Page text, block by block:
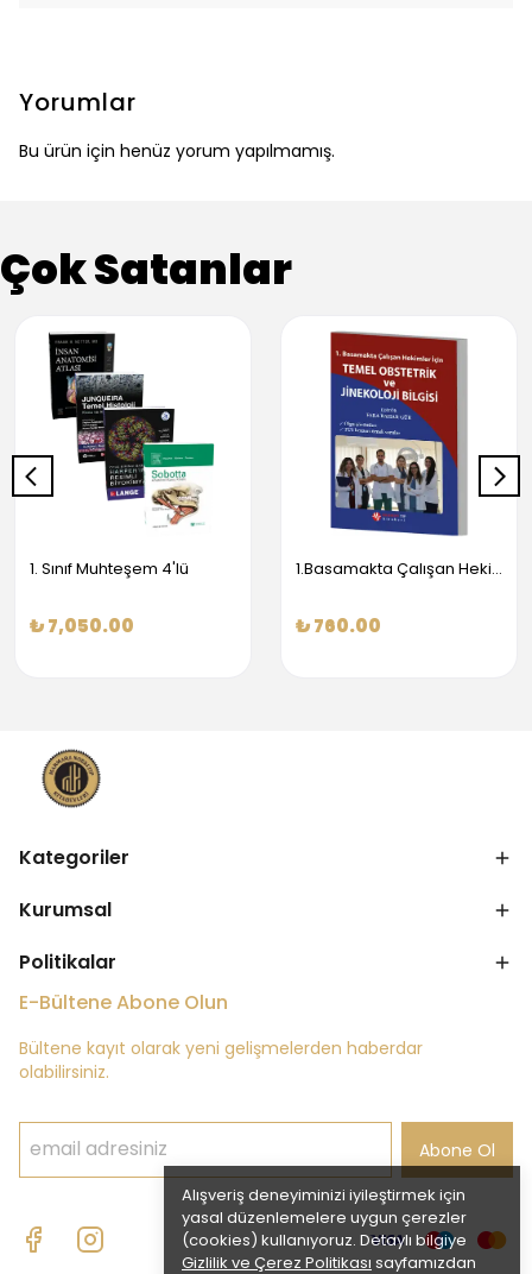
Alışveriş deneyiminizi iyileştirmek için
yasal düzenlemelere uygun çerezler
(cookies) kullanıyoruz. Detaylı bilgiye
Gizlilik ve Çerez Politikası sayfamızdan
Yorumlar
Bu ürün için henüz yorum yapılmamış.
Çok Satanlar
1. Sınıf Muhteşem 4'lü
₺ 7,050.00
1.Basamakta Çalışan Hekimler İçin Temel Obstetrik Ve Jinekoloji Bilgisi
₺ 760.00
Kategoriler
Kurumsal
Politikalar
E-Bültene Abone Olun
Bültene kayıt olarak yeni gelişmelerden haberdar
olabilirsiniz.
Abone Ol